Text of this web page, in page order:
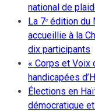
national de
La 7ᵉ édition
accueillie à la
dix participants
« Corps et Voix
handicapées
Élections en
démocratique